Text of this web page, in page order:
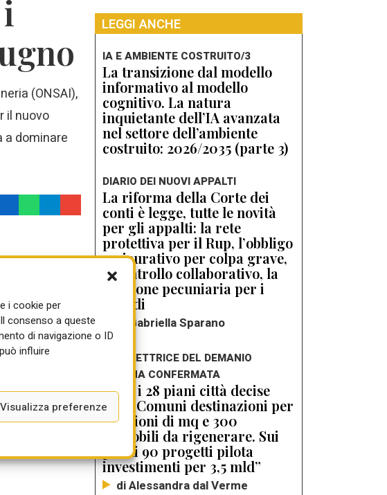
i cookie per
consenso a queste
di navigazione o ID
influire
Visualizza preferenze
(ONSAI),
il nuovo
a dominare
ad
e supporto
a 400mila
Giu
LEGGI ANCHE
IA E AMBIENTE COSTRUITO/3
La transizione dal modello
informativo al modello
cognitivo. La natura
inquietante dell’IA avanzata
nel settore dell’ambiente
costruito: 2026/2035 (parte 3)
DIARIO DEI NUOVI APPALTI
La riforma della Corte dei
conti è legge, tutte le novità
per gli appalti: la rete
protettiva per il Rup, l’obbligo
assicurativo per colpa grave,
il controllo collaborativo, la
sanzione pecuniaria per i
ritardi
di Gabriella Sparano
LA DIRETTRICE DEL DEMANIO
APPENA CONFERMATA
“Con i 28 piani città decise
con i Comuni destinazioni per
4 milioni di mq e 300
immobili da rigenerare. Sui
primi 90 progetti pilota
investimenti per 3,5 mld”
di Alessandra dal Verme